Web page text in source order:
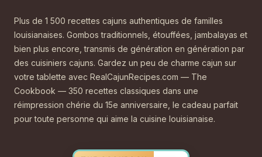
Plus de 1 500 recettes cajuns authentiques de familles
louisianaises. Gombos traditionnels, étouffées, jambalayas et
bien plus encore, transmis de génération en génération par
des cuisiniers cajuns. Gardez un peu de charme cajun sur
votre tablette avec RealCajunRecipes.com — The
Cookbook — 350 recettes classiques dans une
réimpression chérie du 15e anniversaire, le cadeau parfait
pour toute personne qui aime la cuisine louisianaise.